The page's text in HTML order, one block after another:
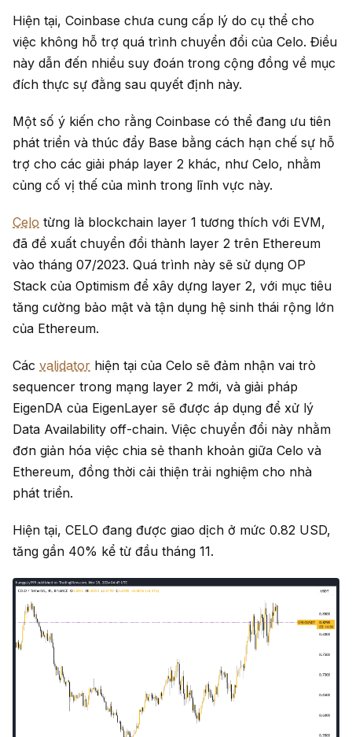
Hiện tại, Coinbase chưa cung cấp lý do cụ thể cho
việc không hỗ trợ quá trình chuyển đổi của Celo. Điều
này dẫn đến nhiều suy đoán trong cộng đồng về mục
đích thực sự đằng sau quyết định này.
Một số ý kiến cho rằng Coinbase có thể đang ưu tiên
phát triển và thúc đẩy Base bằng cách hạn chế sự hỗ
trợ cho các giải pháp layer 2 khác, như Celo, nhằm
củng cố vị thế của mình trong lĩnh vực này.
Celo từng là blockchain layer 1 tương thích với EVM,
đã đề xuất chuyển đổi thành layer 2 trên Ethereum
vào tháng 07/2023. Quá trình này sẽ sử dụng OP
Stack của Optimism để xây dựng layer 2, với mục tiêu
tăng cường bảo mật và tận dụng hệ sinh thái rộng lớn
của Ethereum.
Các validator hiện tại của Celo sẽ đảm nhận vai trò
sequencer trong mạng layer 2 mới, và giải pháp
EigenDA của EigenLayer sẽ được áp dụng để xử lý
Data Availability off-chain. Việc chuyển đổi này nhằm
đơn giản hóa việc chia sẻ thanh khoản giữa Celo và
Ethereum, đồng thời cải thiện trải nghiệm cho nhà
phát triển.
Hiện tại, CELO đang được giao dịch ở mức 0.82 USD,
tăng gần 40% kể từ đầu tháng 11.